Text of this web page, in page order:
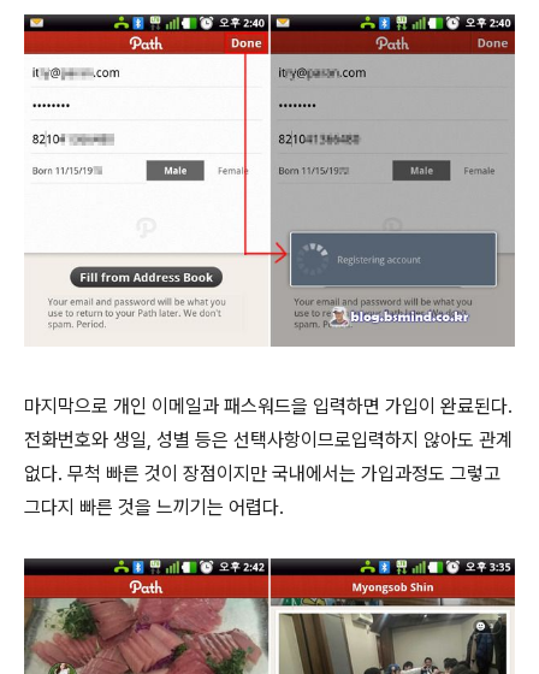
마지막으로 개인 이메일과 패스워드을 입력하면 가입이 완료된다.
전화번호와 생일, 성별 등은 선택사항이므로입력하지 않아도 관계
없다. 무척 빠른 것이 장점이지만 국내에서는 가입과정도 그렇고
그다지 빠른 것을 느끼기는 어렵다.